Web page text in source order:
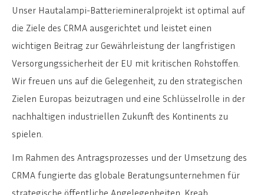
Unser Hautalampi-Batteriemineralprojekt ist optimal auf
die Ziele des CRMA ausgerichtet und leistet einen
wichtigen Beitrag zur Gewährleistung der langfristigen
Versorgungssicherheit der EU mit kritischen Rohstoffen.
Wir freuen uns auf die Gelegenheit, zu den strategischen
Zielen Europas beizutragen und eine Schlüsselrolle in der
nachhaltigen industriellen Zukunft des Kontinents zu
spielen.
Im Rahmen des Antragsprozesses und der Umsetzung des
CRMA fungierte das globale Beratungsunternehmen für
strategische öffentliche Angelegenheiten, Kreab